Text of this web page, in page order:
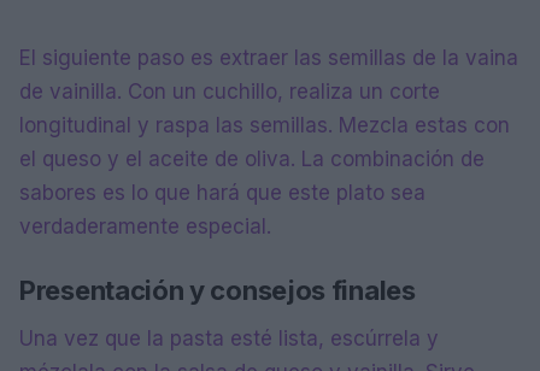
El siguiente paso es extraer las semillas de la vaina
de vainilla. Con un cuchillo, realiza un corte
longitudinal y raspa las semillas. Mezcla estas con
el queso y el aceite de oliva. La combinación de
sabores es lo que hará que este plato sea
verdaderamente especial.
Presentación y consejos finales
Una vez que la pasta esté lista, escúrrela y